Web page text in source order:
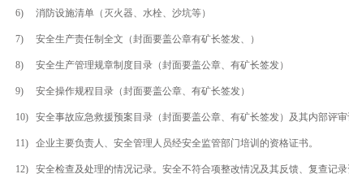
6) 消防设施清单（灭火器、水栓、沙坑等）
7) 安全生产责任制全文（封面要盖公章有矿长签发、）
8) 安全生产管理规章制度目录（封面要盖公章、有矿长签发）
9) 安全操作规程目录（封面要盖公章、有矿长签发）
10) 安全事故应急救援预案目录（封面要盖公章、有矿长签发）及其内部评
11) 企业主要负责人、安全管理人员经安全监管部门培训的资格证书。
12) 安全检查及处理的情况记录。安全不符合项整改情况及其反馈、复查记录